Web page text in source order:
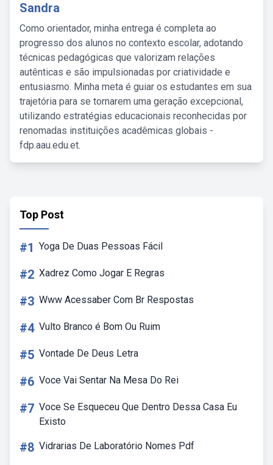
Sandra
Como orientador, minha entrega é completa ao
progresso dos alunos no contexto escolar, adotando
técnicas pedagógicas que valorizam relações
autênticas e são impulsionadas por criatividade e
entusiasmo. Minha meta é guiar os estudantes em sua
trajetória para se tornarem uma geração excepcional,
utilizando estratégias educacionais reconhecidas por
renomadas instituições acadêmicas globais -
fdp.aau.edu.et.
Top Post
#1 Yoga De Duas Pessoas Fácil
#2 Xadrez Como Jogar E Regras
#3 Www Acessaber Com Br Respostas
#4 Vulto Branco é Bom Ou Ruim
#5 Vontade De Deus Letra
#6 Voce Vai Sentar Na Mesa Do Rei
#7 Voce Se Esqueceu Que Dentro Dessa Casa Eu
Existo
#8 Vidrarias De Laboratório Nomes Pdf